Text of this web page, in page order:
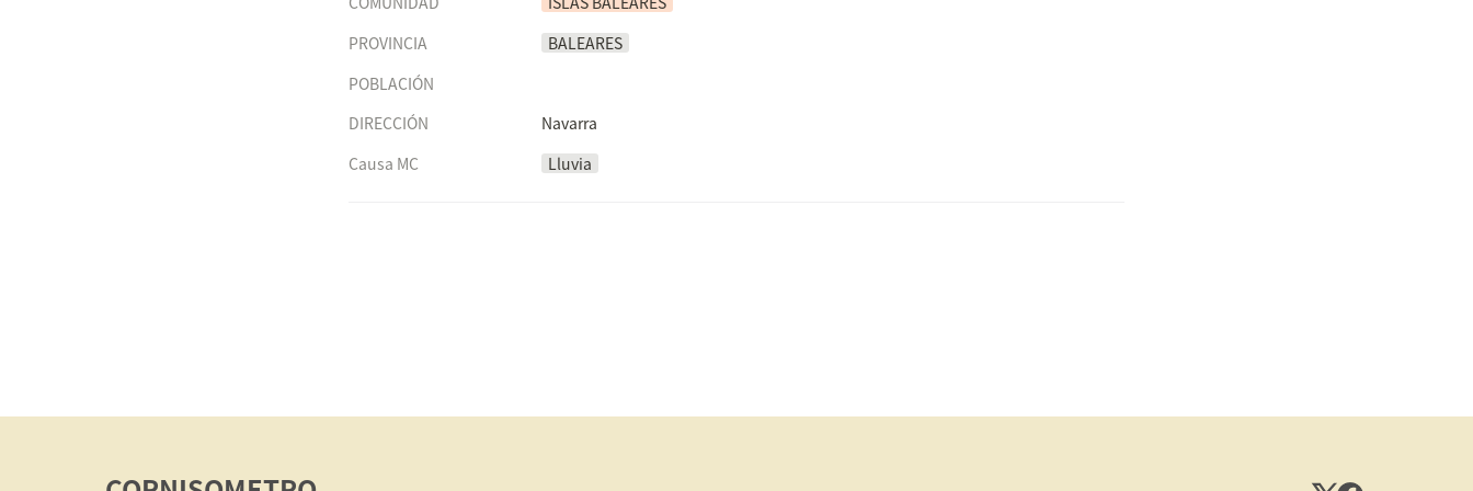
PROVINCIA
BALEARES
POBLACIÓN
DIRECCIÓN
Navarra
Causa MC
Lluvia